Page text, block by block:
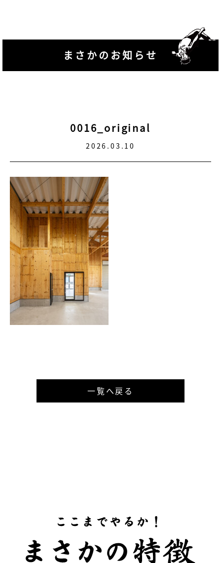
まさかのお知らせ
0016_original
2026.03.10
一覧へ戻る